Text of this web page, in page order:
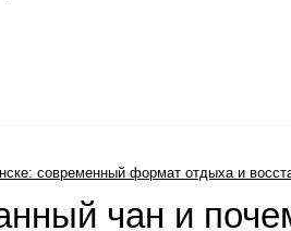
чан и